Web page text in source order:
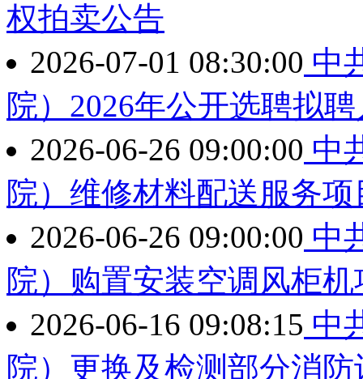
权拍卖公告
2026-07-01 08:30:00 中
院）2026年公开选聘拟
2026-06-26 09:00:00 中
院）维修材料配送服务
2026-06-26 09:00:00 中
院）购置安装空调风柜
2026-06-16 09:08:15 中
院）更换及检测部分消